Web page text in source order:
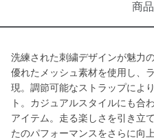
商
洗練された刺繍デザインが魅力
優れたメッシュ素材を使用し、
現。調節可能なストラップによ
ト。カジュアルスタイルにも合
アイテム。走る楽しさを引き立
たのパフォーマンスをさらに向上